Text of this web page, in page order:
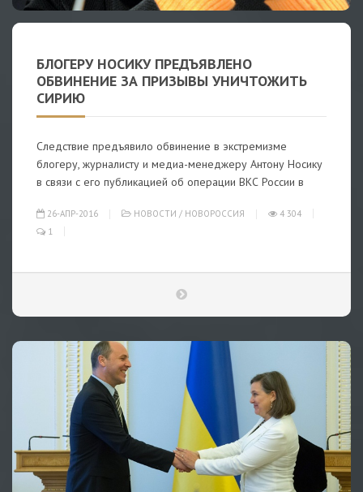
БЛОГЕРУ НОСИКУ ПРЕДЪЯВЛЕНО
ОБВИНЕНИЕ ЗА ПРИЗЫВЫ УНИЧТОЖИТЬ
СИРИЮ
Следствие предъявило обвинение в экстремизме
блогеру, журналисту и медиа-менеджеру Антону Носику
в связи с его публикацией об операции ВКС России в
26-АПР-2016 НОВОСТИ / НОВОРОССИЯ
4 304
1